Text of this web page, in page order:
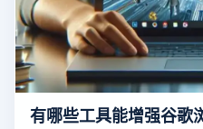
有哪些工具能增强谷歌